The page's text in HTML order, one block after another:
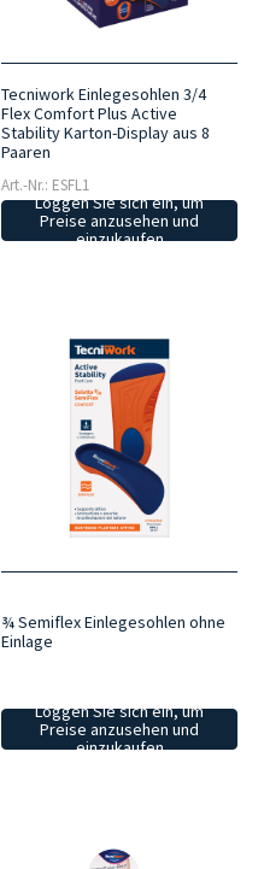
Tecniwork Einlegesohlen 3/4
Flex Comfort Plus Active
Stability Karton-Display aus 8
Paaren
Art.-Nr.: ESFL1
Loggen Sie sich ein, um
Preise anzusehen und
einzukaufen
¾ Semiflex Einlegesohlen ohne
Einlage
Loggen Sie sich ein, um
Preise anzusehen und
einzukaufen